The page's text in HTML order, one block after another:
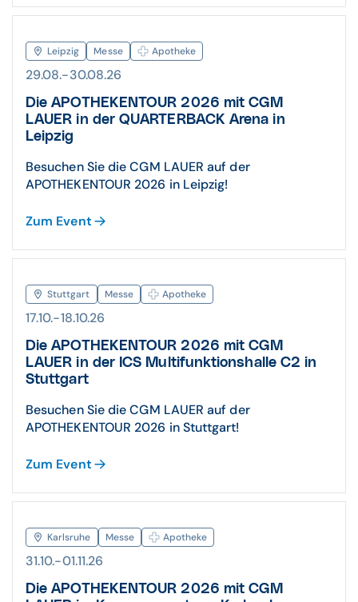
Leipzig Messe Apotheke
29.08.-30.08.26
Die APOTHEKENTOUR 2026 mit CGM
LAUER in der QUARTERBACK Arena in
Leipzig
Besuchen Sie die CGM LAUER auf der
APOTHEKENTOUR 2026 in Leipzig!
Zum Event
Stuttgart Messe Apotheke
17.10.-18.10.26
Die APOTHEKENTOUR 2026 mit CGM
LAUER in der ICS Multifunktionshalle C2 in
Stuttgart
Besuchen Sie die CGM LAUER auf der
APOTHEKENTOUR 2026 in Stuttgart!
Zum Event
Karlsruhe Messe Apotheke
31.10.-01.11.26
Die APOTHEKENTOUR 2026 mit CGM